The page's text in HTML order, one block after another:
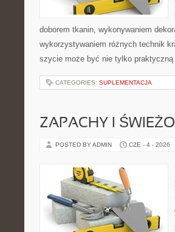
doborem tkanin, wykonywaniem
wykorzystywaniem różnych technik
szycie może być nie tylko
CATEGORIES: SUPLEMENTACJA
ZAPACHY I
POSTED BY ADMIN CZE - 4 - 2026